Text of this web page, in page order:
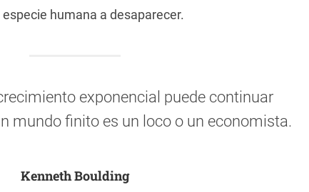
humana a desaparecer.
exponencial puede continuar
mundo finito es un loco o un economista.
Kenneth Boulding